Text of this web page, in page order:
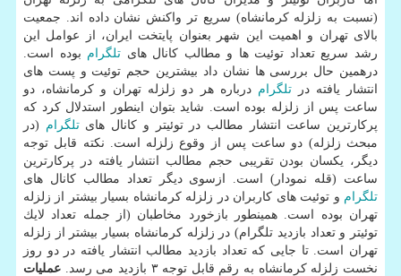
(نسبت به زلزله كرمانشاه) سریع تر واكنش نشان داده اند. جمعیت
بالای تهران و اهمیت این شهر بعنوان پایتخت ایران، از عوامل این
رشد سریع تعداد توئیت ها و مطالب كانال های تلگرام بوده است.
درهمین حال بررسی ها نشان داد بیشترین حجم توئیت و پست های
انتشار یافته درتلگرام درباره هر دو زلزله تهران و كرمانشاه، دو
ساعت پس از زلزله بوده است. شاید بتوان اینطور استدلال كرد كه
پركارترین ساعت انتشار مطالب در توئیتر و كانال هایتلگرام (در
مبحث زلزله) دو ساعت پس از وقوع زلزله است. نكته قابل توجه
دیگر، یكسان بودن تقریبی حجم مطالب انتشار یافته در پركارترین
ساعت (قله نمودار) است. ازسوی دیگر تعداد مطالب كانال های
تلگرام و توئیت های كاربران در زلزله كرمانشاه بسیار بیشتر از زلزله
تهران بوده است. همینطور بازخورد مخاطبان (از جمله تعداد لایك
توئیتر و تعداد بازدید تلگرام) در زلزله كرمانشاه بسیار بیشتر از زلزله
تهران است. تا جایی كه تعداد بازدید مطالب انتشار یافته در دو روز
نخست زلزله كرمانشاه به رقم قابل توجه ۳ بازدید می رسد.
عملیات